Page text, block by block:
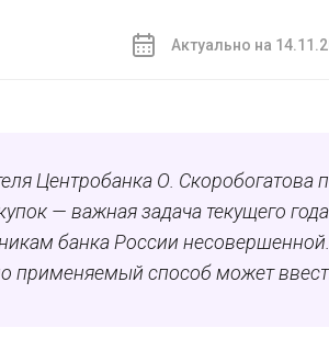
Актуально на
Центробанка О. Скоробогатова
— важная задача текущего
банка России
применяемый способ может